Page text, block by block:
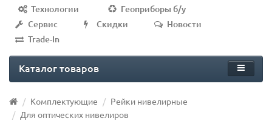
Технологии
Геоприборы б/у
Сервис
Скидки
Новости
Trade-In
Каталог товаров
Комплектующие
Рейки нивелирные
Для оптических нивелиров